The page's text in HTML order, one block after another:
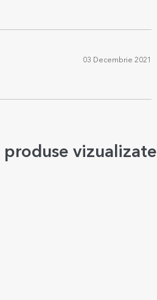
03 Decembrie 2021
vizualizate